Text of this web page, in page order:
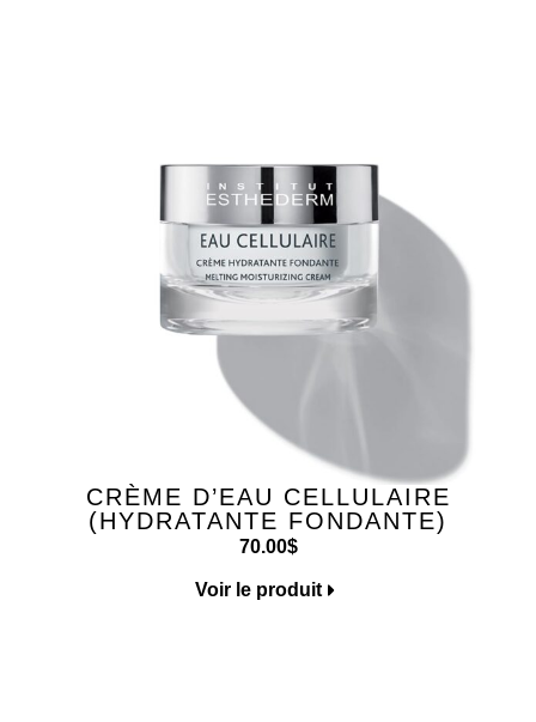
CRÈME D’EAU CELLULAIRE
(HYDRATANTE FONDANTE)
70.00$
Voir le produit